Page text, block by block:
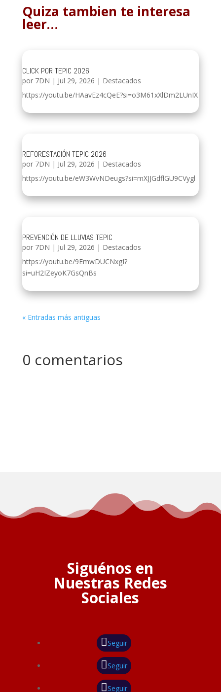
Quiza tambien te interesa
leer…
CLICK POR TEPIC 2026
por 7DN | Jul 29, 2026 | Destacados
https://youtu.be/HAavEz4cQeE?si=o3M61xXlDm2LUnIX
REFORESTACIÓN TEPIC 2026
por 7DN | Jul 29, 2026 | Destacados
https://youtu.be/eW3WvNDeugs?si=mXJJGdflGU9CVygl
PREVENCIÓN DE LLUVIAS TEPIC
por 7DN | Jul 29, 2026 | Destacados
https://youtu.be/9EmwDUCNxgI?
si=uH2IZeyoK7GsQnBs
« Entradas más antiguas
0 comentarios
Siguénos en
Nuestras Redes
Sociales
Seguir
Seguir
Seguir